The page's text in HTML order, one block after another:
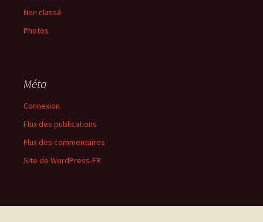
Non classé
Photos
Méta
Connexion
Flux des publications
Flux des commentaires
Site de WordPress-FR